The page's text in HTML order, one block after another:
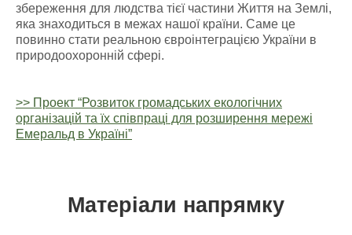
збереження для людства тієї частини Життя на Землі,
яка знаходиться в межах нашої країни. Саме це
повинно стати реальною євроінтеграцією України в
природоохоронній сфері.
>> Проект “Розвиток громадських екологічних
організацій та їх співпраці для розширення мережі
Емеральд в Україні”
Матеріали напрямку